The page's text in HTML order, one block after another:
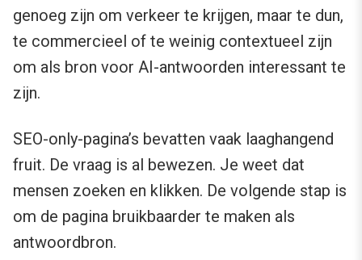
genoeg zijn om verkeer te krijgen, maar te dun,
te commercieel of te weinig contextueel zijn
om als bron voor AI-antwoorden interessant te
zijn.
SEO-only-pagina’s bevatten vaak laaghangend
fruit. De vraag is al bewezen. Je weet dat
mensen zoeken en klikken. De volgende stap is
om de pagina bruikbaarder te maken als
antwoordbron.